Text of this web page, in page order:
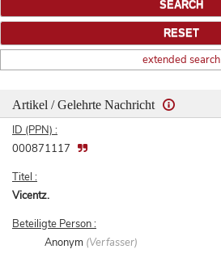
extended search
Artikel / Gelehrte Nachricht
ID (PPN) :
000871117
Titel :
Vicentz.
Beteiligte Person :
Anonym (Verfasser)